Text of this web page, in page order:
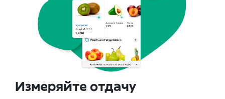
Измеряйте отдачу